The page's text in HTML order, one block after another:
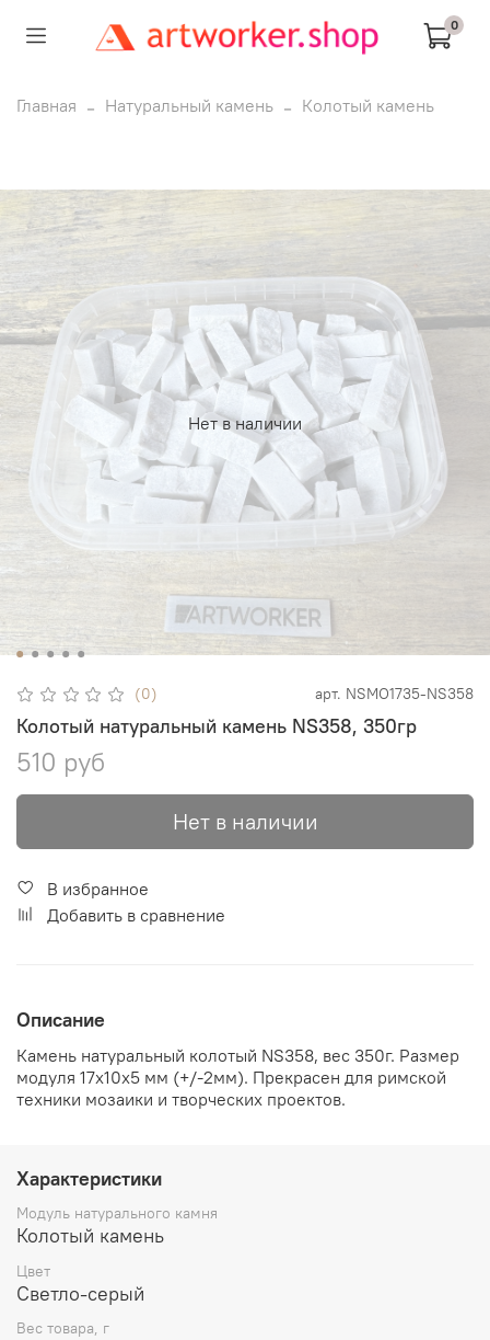
0
Главная Натуральный камень Колотый камень
Нет в наличии
(0) арт. NSMO1735-NS358
Колотый натуральный камень NS358, 350гр
510 руб
Нет в наличии
В избранное
Добавить в сравнение
Описание
Камень натуральный колотый NS358, вес 350г. Размер
модуля 17х10х5 мм (+/-2мм). Прекрасен для римской
техники мозаики и творческих проектов.
Характеристики
Модуль натурального камня
Колотый камень
Цвет
Светло-серый
Вес товара, г